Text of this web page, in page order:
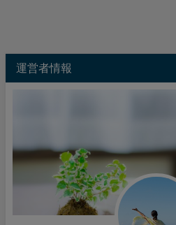
運営者情報